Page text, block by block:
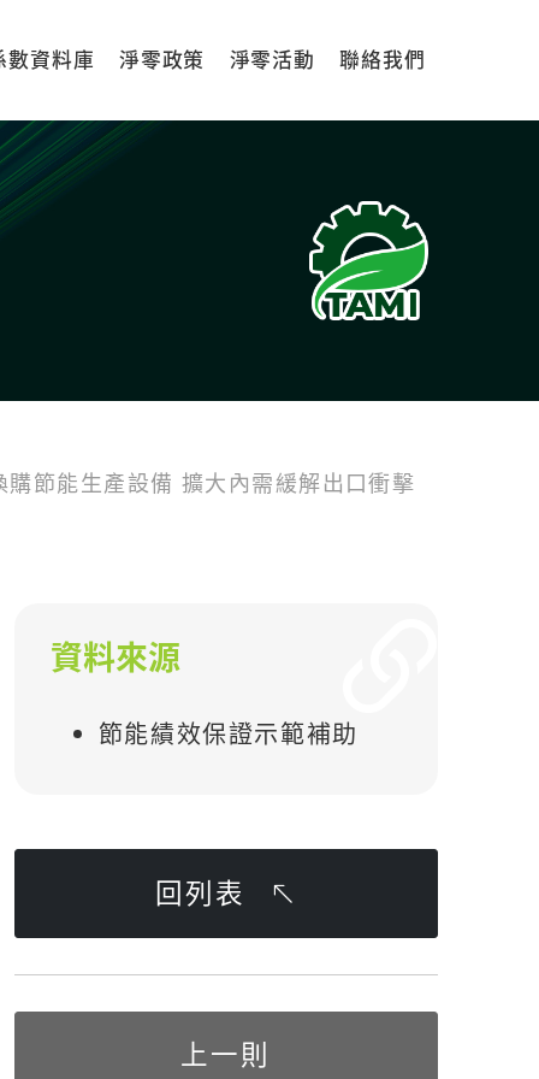
數資料庫 淨零政策 淨零活動 聯絡我們
節能生產設備 擴大內需緩解出口衝擊
資料來源
節能績效保證示範補助
回列表
上一則